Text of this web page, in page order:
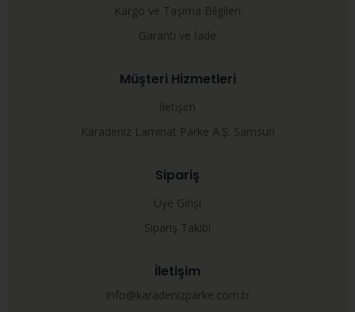
Kargo ve Taşıma Bilgileri
Garanti ve İade
Müşteri Hizmetleri
İletişim
Karadeniz Laminat Parke A.Ş. Samsun
Sipariş
Üye Girişi
Sipariş Takibi
İletişim
info@karadenizparke.com.tr